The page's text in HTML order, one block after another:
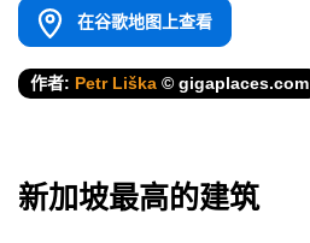
在谷歌地图上查看
作者: Petr Liška © gigaplaces.com
新加坡最高的建筑